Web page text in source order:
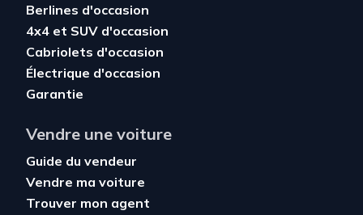
Berlines d'occasion
4x4 et SUV d'occasion
Cabriolets d'occasion
Électrique d'occasion
Garantie
Vendre une voiture
Guide du vendeur
Vendre ma voiture
Trouver mon agent